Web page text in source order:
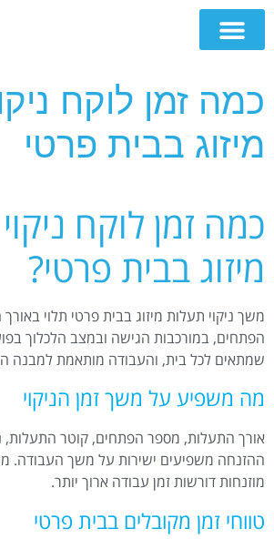
כמה זמן לוקח
מיזוג בבית פרטי
כמה זמן לוקח
מיזוג בבית פרטי?
משך ניקוי תעלות מיזוג בבית פרטי תלוי
הפתחים, במורכבות הגישה ובמצב הלכלוך
שמתאים לכל בית, והעבודה מותאמת למבנה
מה משפיע על משך זמן הניקוי
אורך התעלות, מספר הפתחים, קוטר התעלות,
ההזנחה משפיעים ישירות על משך העבודה.
מוזנחות דורשות זמן עבודה ארוך יותר.
טווחי זמן מקובלים בבית פרטי